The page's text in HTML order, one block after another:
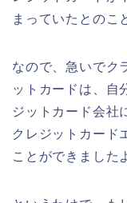
まっていたとのこ
なので、急いでク
ットカードは、自
ジットカード会社
クレジットカード
ことができました